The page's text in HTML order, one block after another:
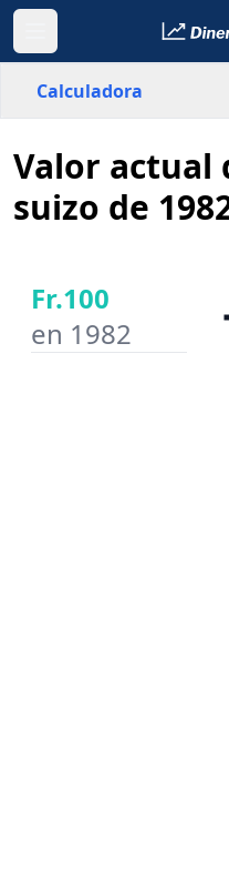
Calculadora
Suiza
País
Año inicial
Valor actual
suizo de
Fr.100
en 1982